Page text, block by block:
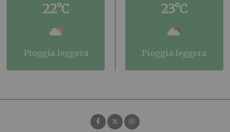
22°C
pioggia leggera
23°C
pioggia leggera